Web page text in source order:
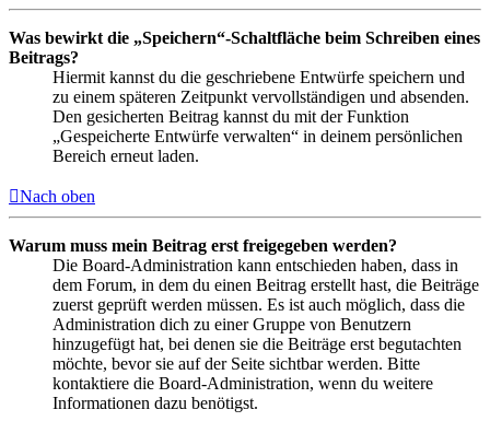
Was bewirkt die „Speichern“-Schaltfläche beim Schreiben eines
Beitrags?
Hiermit kannst du die geschriebene Entwürfe speichern und
zu einem späteren Zeitpunkt vervollständigen und absenden.
Den gesicherten Beitrag kannst du mit der Funktion
„Gespeicherte Entwürfe verwalten“ in deinem persönlichen
Bereich erneut laden.
Nach oben
Warum muss mein Beitrag erst freigegeben werden?
Die Board-Administration kann entschieden haben, dass in
dem Forum, in dem du einen Beitrag erstellt hast, die Beiträge
zuerst geprüft werden müssen. Es ist auch möglich, dass die
Administration dich zu einer Gruppe von Benutzern
hinzugefügt hat, bei denen sie die Beiträge erst begutachten
möchte, bevor sie auf der Seite sichtbar werden. Bitte
kontaktiere die Board-Administration, wenn du weitere
Informationen dazu benötigst.